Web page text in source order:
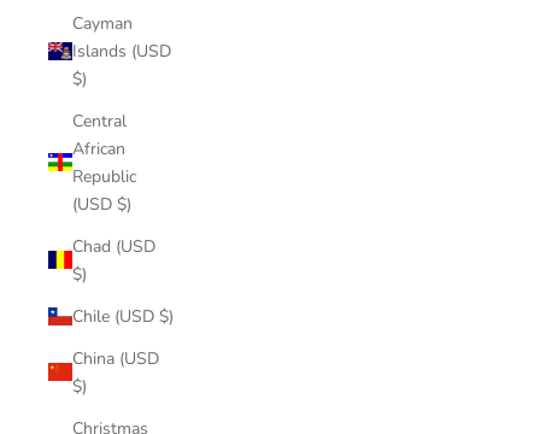
Cayman
Islands (USD
$)
Central
African
Republic
(USD $)
Chad (USD
$)
Chile (USD $)
China (USD
$)
Christmas